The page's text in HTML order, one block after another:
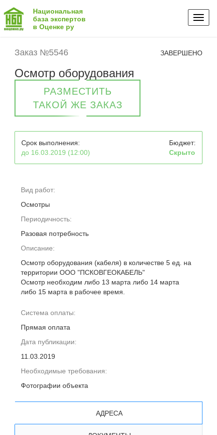
Национальная
база экспертов
в Оценке ру
Заказ №5546 ЗАВЕРШЕНО
Осмотр оборудования
РАЗМЕСТИТЬ
ТАКОЙ ЖЕ ЗАКАЗ
Срок выполнения:
до 16.03.2019 (12:00)
Бюджет:
Скрыто
Вид работ:
Осмотры
Периодичность:
Разовая потребность
Описание:
Осмотр оборудования (кабеля) в количестве 5 ед. на
территории ООО "ПСКОВГЕОКАБЕЛЬ"
Осмотр необходим либо 13 марта либо 14 марта
либо 15 марта в рабочее время.
Система оплаты:
Прямая оплата
Дата публикации:
11.03.2019
Необходимые требования:
Фотографии объекта
АДРЕСА